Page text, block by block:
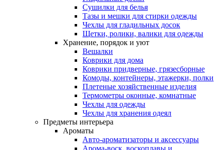
Сушилки для белья
Тазы и мешки для стирки одежды
Чехлы для гладильных досок
Щетки, ролики, валики для одежды
Хранение, порядок и уют
Вешалки
Коврики для дома
Коврики придверные, грязесборные
Комоды, контейнеры, этажерки, полки
Плетеные хозяйственные изделия
Термометры оконные, комнатные
Чехлы для одежды
Чехлы для хранения одеял
Предметы интерьера
Ароматы
Авто-ароматизаторы и аксессуары
Арома-воск, воскоплавы и